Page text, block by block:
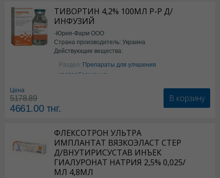
ТИВОРТИН 4,2% 100МЛ Р-Р Д/
ИНФУЗИЙ
-Юрия-Фарм ООО
Страна производитель: Украина
Действующие вещества:
Аргинин
Раздел: Препараты для улчшения
кровообращения
Цена
5178.89
4661.00тнг.
В корзину
ФЛЕКСОТРОН УЛЬТРА
ИМПЛАНТАТ ВЯЗКОЭЛАСТ СТЕР
Д/ВНУТИРИСУСТАВ ИНЪЕК
ГИАЛУРОНАТ НАТРИЯ 2,5% 0,025/
МЛ 4,8МЛ